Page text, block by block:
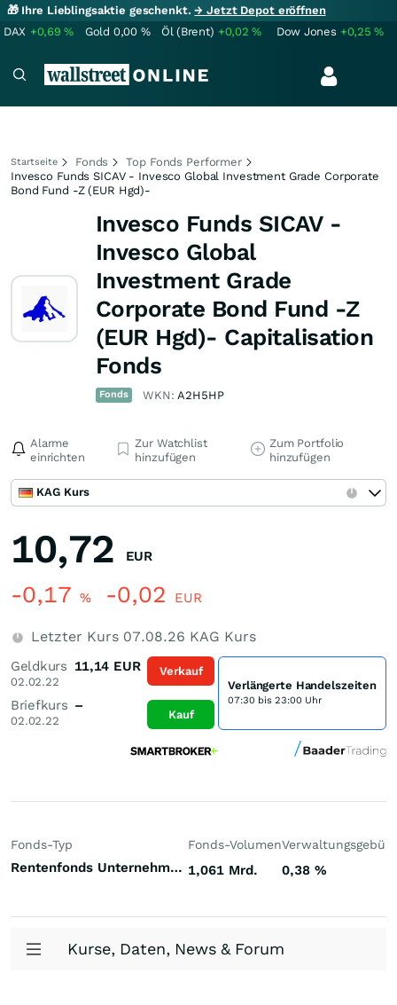
🎁 Ihre Lieblingsaktie geschenkt.→ Jetzt Depot eröffnen
DAX +0,69% Gold 0,00 % Öl (Brent) +0,02% Dow Jones +0,25%
Startseite Fonds
Top Fonds Performer
Invesco Funds SICAV - Invesco Global Investment Grade Corporate
Bond Fund -Z (EUR Hgd)-
Invesco Funds SICAV -
Invesco Global
Investment Grade
Corporate Bond Fund -Z
(EUR Hgd)- Capitalisation
Fonds
Fonds WKN:A2H5HP
Alarme
einrichten
Zur Watchlist
hinzufügen
Zum Portfolio
hinzufügen
KAG Kurs
10,72 EUR
-0,17 % -0,02 EUR
Letzter Kurs 07.08.26 KAG Kurs
Geldkurs
02.02.22
11,14 EUR
Briefkurs
02.02.22
–
Verkauf
Kauf
Verlängerte Handelszeiten
07:30 bis 23:00 Uhr
Fonds-Typ
Rentenfonds Unternehmensanleihen Investment Grade Welt US-Dollar
Fonds-Volumen
1,061 Mrd. 0,38 %
Kurse, Daten, News & Forum